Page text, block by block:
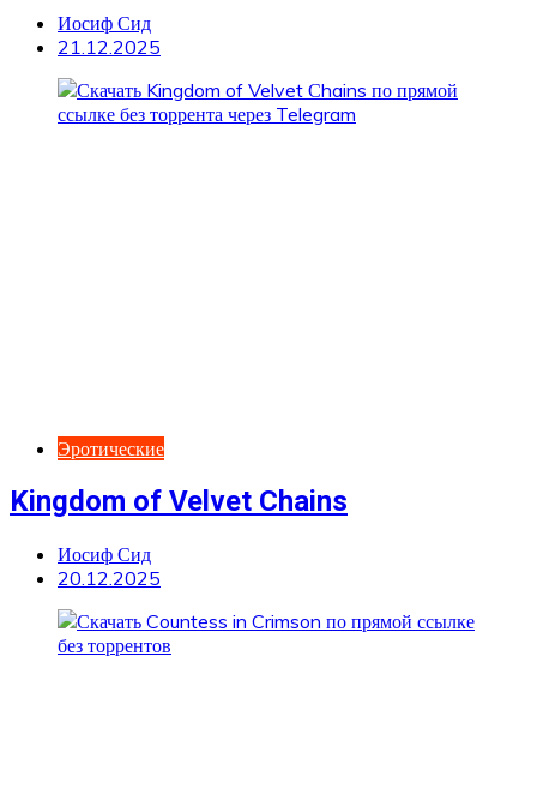
Иосиф Сид
21.12.2025
Эротические
Kingdom of Velvet Сhains
Иосиф Сид
20.12.2025